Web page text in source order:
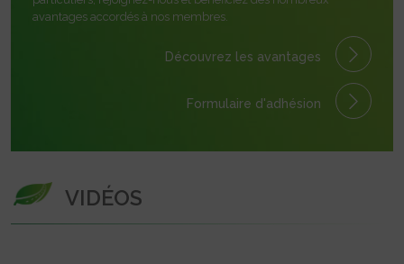
avantages accordés à nos membres.
Découvrez les avantages
Formulaire d'adhésion
VIDÉOS